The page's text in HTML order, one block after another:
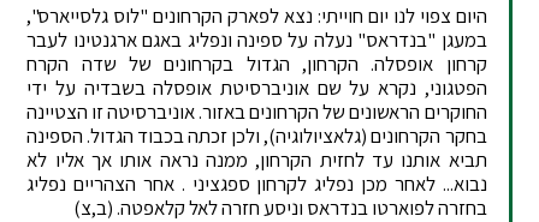
היום צפוי לנו יום חוייתי: נצא לפארק הקרחונים "לוס גלסייארס",
במעגן "בנדראס" נעלה על ספינה ונפליג באגם ארגנטינו לעבר
קרחון אופסלה. הקרחון, הגדול בקרחונים של שדה הקרח
הפטגוני, נקרא על שם אוניברסיטת אופסלה בשבדיה על ידי
החוקרים הראשונים של הקרחונים באזור. אוניברסיטה זו הצטיינה
בחקר הקרחונים (גלאציולוגיה), ולכן זכתה בכבוד הגדול. הספינה
תביא אותנו עד לחזית הקרחון, ממנה נראה אותו אך אליו לא
נבוא... לאחר מכן נפליג לקרחון ספגציני . אחר הצהריים נפליג
בחזרה לפוארטו בנדראס וניסע חזרה לאל קלאפטה. (ב,צ)